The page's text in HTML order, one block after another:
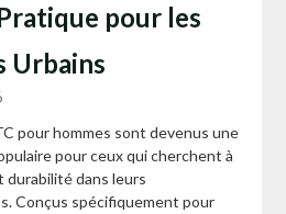
pour les
Urbains
pour hommes sont devenus une
pour ceux qui cherchent à
dans leurs
Conçus spécifiquement pour